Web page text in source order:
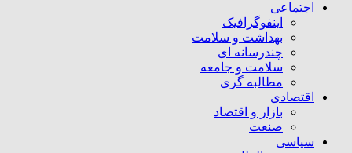
اجتماعی
اینفوگرافیک
بهداشت و سلامت
چندرسانه ای
سلامت و جامعه
مطالبه گری
اقتصادی
بازار و اقتصاد
صنعت
سیاسی